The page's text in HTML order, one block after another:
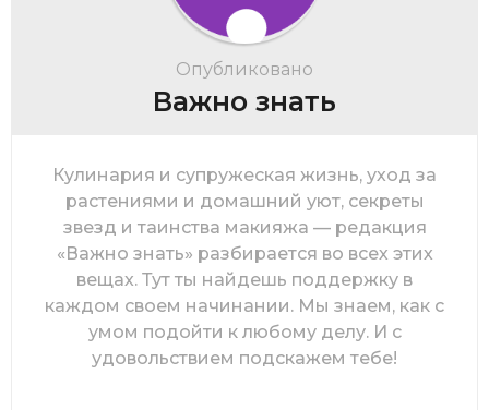
Опубликовано
Важно знать
Кулинария и супружеская жизнь, уход за
растениями и домашний уют, секреты
звезд и таинства макияжа — редакция
«Важно знать» разбирается во всех этих
вещах. Тут ты найдешь поддержку в
каждом своем начинании. Мы знаем, как с
умом подойти к любому делу. И с
удовольствием подскажем тебе!